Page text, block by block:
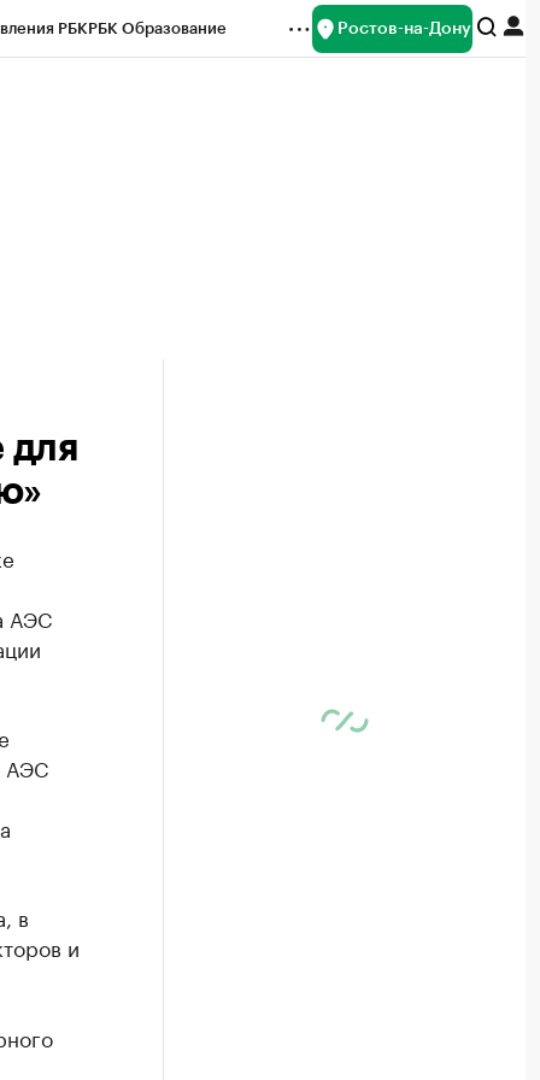
РБКРБК Образование Ростов-на-Дону
для
АЭС
АЭС
в
и